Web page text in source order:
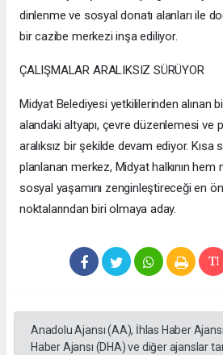
dinlenme ve sosyal donatı alanları ile
bir cazibe merkezi inşa ediliyor.
ÇALIŞMALAR ARALIKSIZ SÜRÜYOR
Midyat Belediyesi yetkililerinden alınan
alandaki altyapı, çevre düzenlemesi ve
aralıksız bir şekilde devam ediyor. Kısa
planlanan merkez, Midyat halkının hem
sosyal yaşamını zenginleştireceği en
noktalarından biri olmaya aday.
Anadolu Ajansı (AA), İhlas Haber
Haber Ajansı (DHA) ve diğer ajanslar